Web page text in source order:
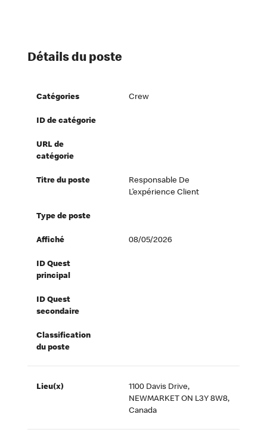
Détails du poste
Catégories Crew
ID de catégorie
URL de
catégorie
Titre du poste
Responsable De
L’expérience Client
Type de poste
Affiché 08/05/2026
ID Quest
principal
ID Quest
secondaire
Classification
du poste
Lieu(x)
1100 Davis Drive,
NEWMARKET ON L3Y 8W8,
Canada